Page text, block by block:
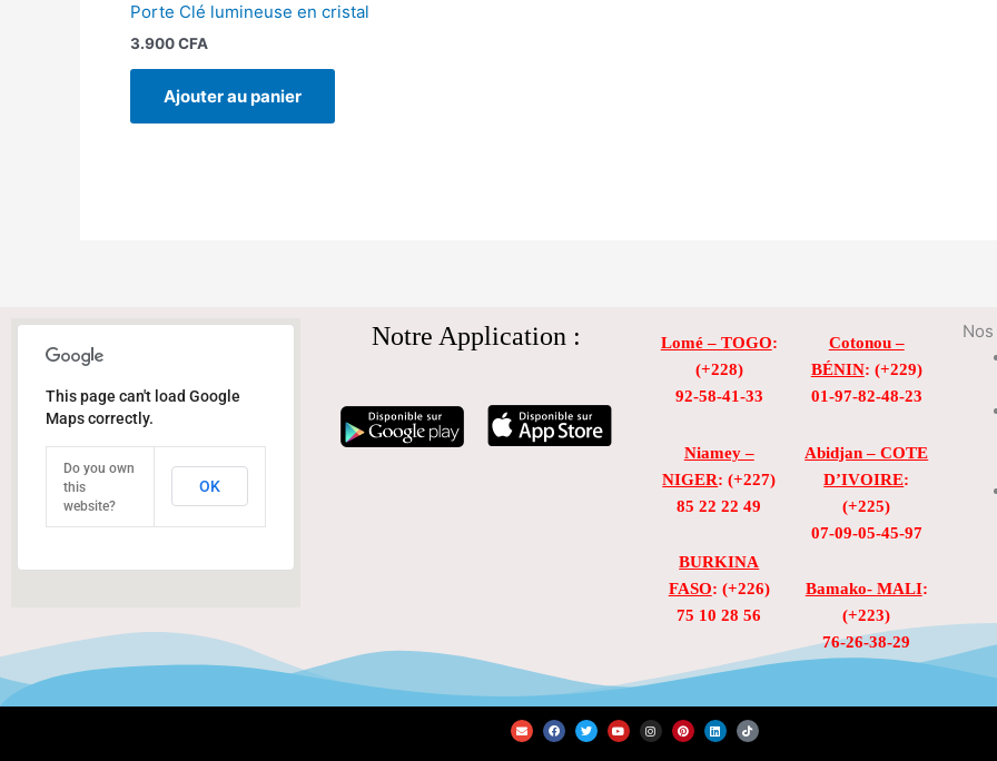
Porte Clé lumineuse en cristal
3.900CFA
Ajouter au panier
This page can't load Google
Maps correctly.
Do you own
this
website?
OK
Notre Application : Lomé – TOGO:
(+228)
92-58-41-33
Niamey –
NIGER: (+227)
85 22 22 49
BURKINA
FASO: (+226)
75 10 28 56
Cotonou –
BÉNIN: (+229)
01-97-82-48-23
Abidjan – COTE
D’IVOIRE:
(+225)
07-09-05-45-97
Bamako- MALI:
(+223)
76-26-38-29
E
n
v
F
a
c
T
w
i
Y
o
u
I
n
s
P
i
n
L
i
n
T
i
k